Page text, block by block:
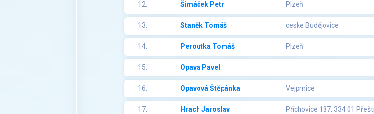
12. Šimáček Petr Plzeň
13. Staněk Tomáš ceske Budějovice
14. Peroutka Tomáš Plzeň
15. Opava Pavel
16. Opavová Štěpánka Vejprnice
17. Hrach Jaroslav Příchovice 187, 334 01